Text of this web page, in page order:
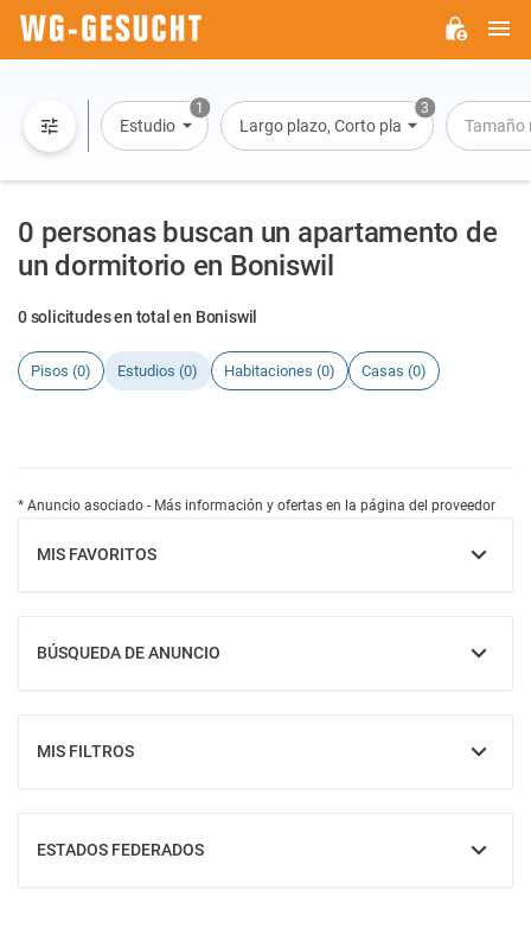
1
Estudio
3
Largo plazo, Corto plazo, Alquiler por
Tamaño
0 personas buscan un apartamento de
un dormitorio en Boniswil
0 solicitudes en total en Boniswil
Pisos (0) Estudios (0) Habitaciones (0) Casas (0)
* Anuncio asociado - Más información y ofertas en la página del proveedor
MIS FAVORITOS
MOSTRAR
BÚSQUEDA DE ANUNCIO
MOSTRAR
MIS FILTROS
MOSTRAR
ESTADOS FEDERADOS
MOSTRAR